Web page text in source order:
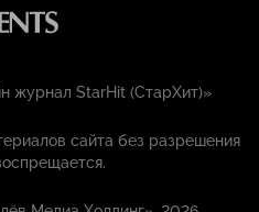
журнал StarHit (СтарХит)»
сайта без разрешения